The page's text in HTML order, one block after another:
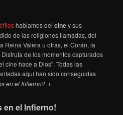
hablamos delciney sus
de las religiones llamadas, del
Reina Valera u otras, el Corán, la
de los momentos capturados
cine hace a Dios". Todas las
aquí han sido conseguidas
en el Infierno!! .+.
en el Infierno!